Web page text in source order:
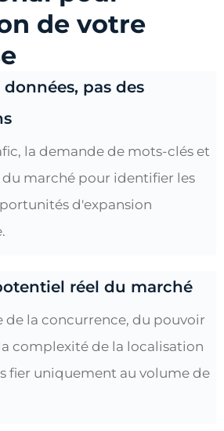
de votre
pas des
la demande de mots-clés et
du marché pour identifier les
d'expansion
réel du marché
de la concurrence, du pouvoir
complexité de la localisation
fier uniquement au volume de